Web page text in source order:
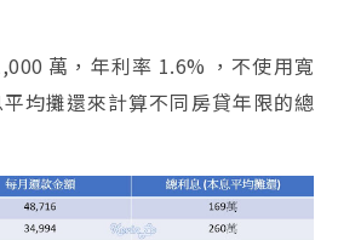
萬，年利率 1.6% ，不使用寬
均攤還來計算不同房貸年限的總